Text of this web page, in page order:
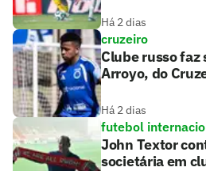
Há 2 dias
cruzeiro
Clube russo faz
Arroyo, do
Há 2 dias
futebol
John Textor
societária em